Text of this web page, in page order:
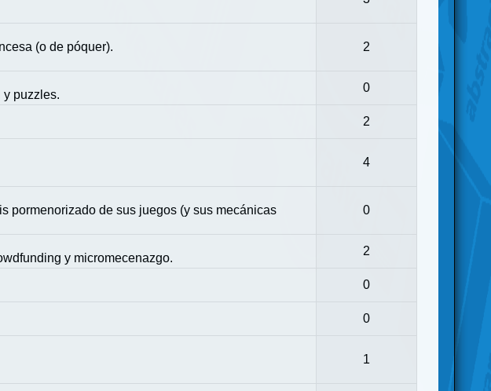
(o de póquer).
2
puzzles.
0
2
4
pormenorizado de sus juegos (y sus mecánicas
0
y micromecenazgo.
2
0
0
1